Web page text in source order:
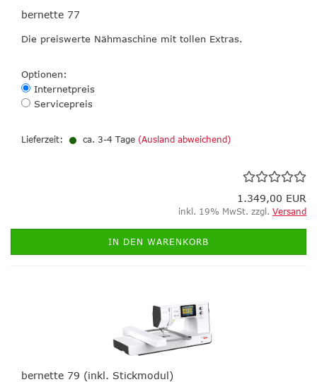
bernette 77
Die preiswerte Nähmaschine mit tollen Extras.
Optionen:
Internetpreis
Servicepreis
Lieferzeit: ca. 3-4 Tage (Ausland abweichend)
1.349,00 EUR
inkl. 19% MwSt. zzgl. Versand
IN DEN WARENKORB
bernette 79 (inkl. Stickmodul)